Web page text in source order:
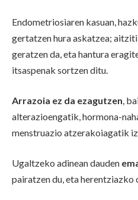
Endometriosiaren kasuan,
gertatzen hura askatzea;
geratzen da, eta hantura
itsaspenak sortzen ditu.
Arrazoia ez da ezagutzen,
alterazioengatik, hormona-
menstruazio atzerakoiagatik
Ugaltzeko adinean dauden
pairatzen du, eta herentziazko